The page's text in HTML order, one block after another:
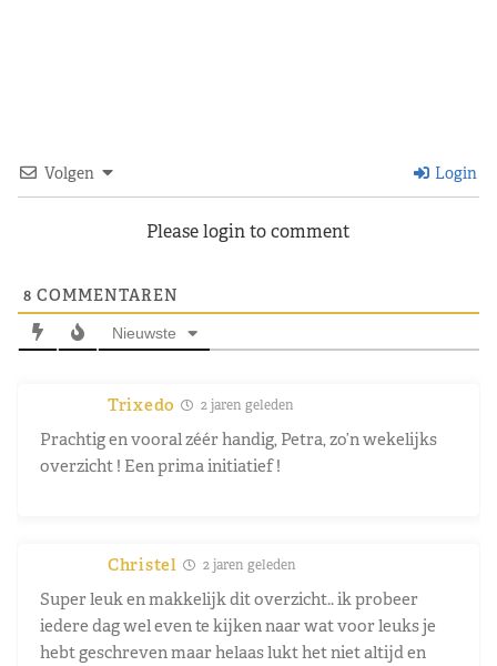
Volgen Login
Please login to comment
8 COMMENTAREN
Nieuwste
Trixedo 2 jaren geleden
Prachtig en vooral zéér handig, Petra, zo’n wekelijks
overzicht ! Een prima initiatief !
Christel 2 jaren geleden
Super leuk en makkelijk dit overzicht.. ik probeer
iedere dag wel even te kijken naar wat voor leuks je
hebt geschreven maar helaas lukt het niet altijd en